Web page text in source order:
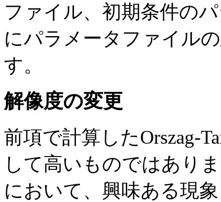
ファイル、初期条件の
にパラメータファイル
す。
解像度の変更
前項で計算したOrszag-
して高いものではあり
において、興味ある現